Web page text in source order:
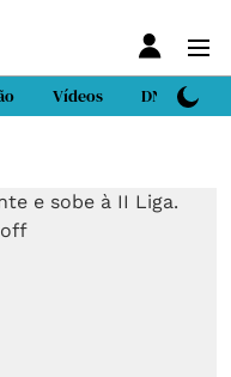
Vídeos DN Sport